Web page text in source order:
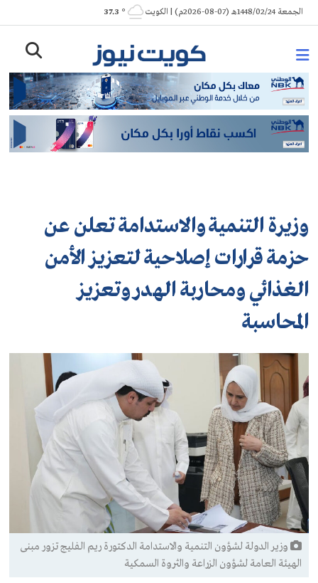
Skip
to
الجمعة 1448/02/24هـ (07-08-2026م) | الكويت ° 37.3
وزيرة التنمية والاستدامة تعلن عن
حزمة قرارات إصلاحية لتعزيز الأمن
الغذائي ومحاربة الهدر وتعزيز
المحاسبة
وزير الدولة لشؤون التنمية والاستدامة الدكتورة ريم الفليج تزور مبنى
الهيئة العامة لشؤون الزراعة والثروة السمكية